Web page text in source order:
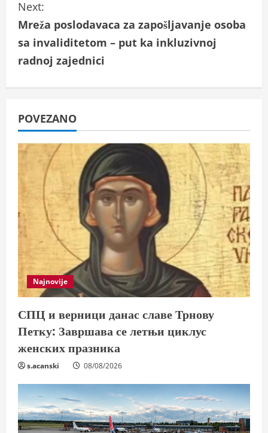
t
i
n
e
R
e
a
d
i
n
g
Next:
Mreža poslodavaca za zapošljavanje osoba
sa invaliditetom – put ka inkluzivnoj
radnoj zajednici
POVEZANO
Najnovije
СПЦ и верници данас славе Трнову
Петку: Завршава се летњи циклус
женских празника
s.acanski 08/08/2026